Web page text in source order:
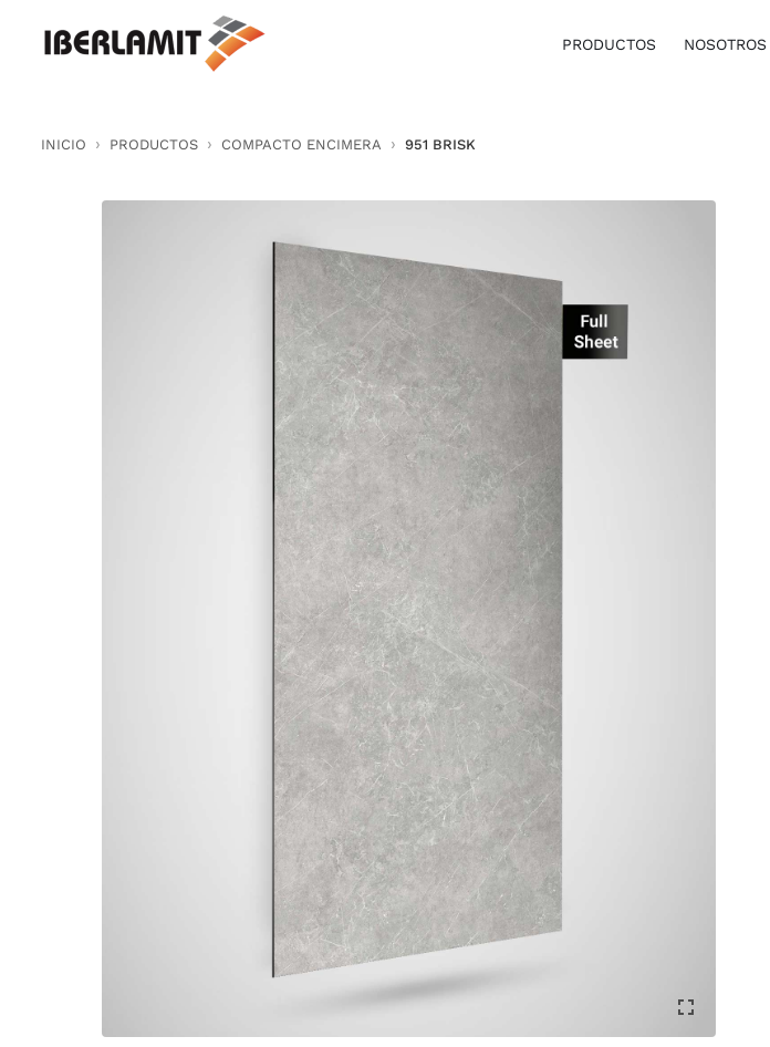
PRODUCTOS NOSOTROS
INICIO PRODUCTOS COMPACTO ENCIMERA 951 BRISK